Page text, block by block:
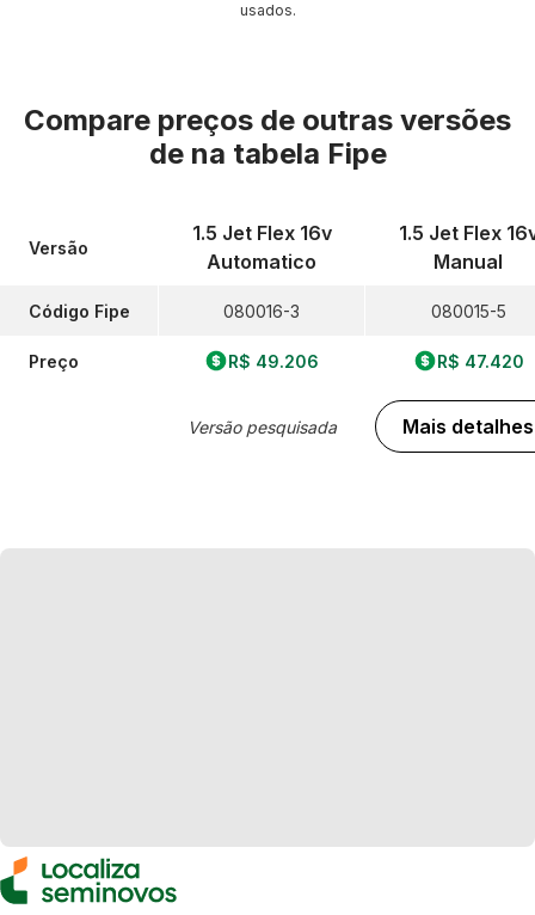
usados.
Compare preços de outras versões
de na tabela Fipe
Versão
Código Fipe
Preço
1.5 Jet Flex 16v
Automatico
080016-3
R$ 49.206
Versão pesquisada
1.5 Jet Flex
Manual
080015-5
R$ 47.420
Mais detalhes